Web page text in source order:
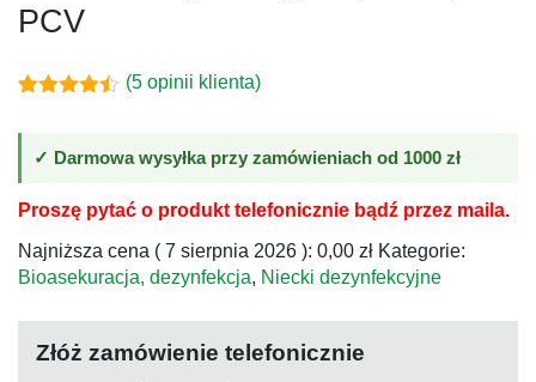
PCV
4.40
podstawie
ocen
klientów
(5 opinii klienta)
✓ Darmowa wysyłka przy zamówieniach od 1000 zł
Proszę pytać o produkt telefonicznie bądź przez maila.
Najniższa cena ( 7 sierpnia 2026 ): 0,00 zł Kategorie:
Bioasekuracja, dezynfekcja, Niecki dezynfekcyjne
Złóż zamówienie telefonicznie